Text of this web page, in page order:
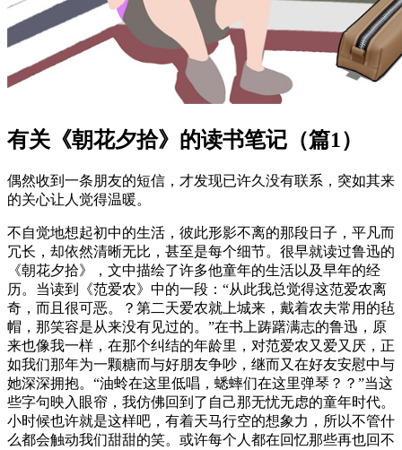
有关《朝花夕拾》的读书笔记（篇1）
偶然收到一条朋友的短信，才发现已许久没有联系，突如其来
的关心让人觉得温暖。
不自觉地想起初中的生活，彼此形影不离的那段日子，平凡而
冗长，却依然清晰无比，甚至是每个细节。很早就读过鲁迅的
《朝花夕拾》，文中描绘了许多他童年的生活以及早年的经
历。当读到《范爱农》中的一段：“从此我总觉得这范爱农离
奇，而且很可恶。？第二天爱农就上城来，戴着农夫常用的毡
帽，那笑容是从来没有见过的。”在书上踌躇满志的鲁迅，原
来也像我一样，在那个纠结的年龄里，对范爱农又爱又厌，正
如我们那年为一颗糖而与好朋友争吵，继而又在好友安慰中与
她深深拥抱。“油蛉在这里低唱，蟋蟀们在这里弹琴？？”当这
些字句映入眼帘，我仿佛回到了自己那无忧无虑的童年时代。
小时候也许就是这样吧，有着天马行空的想象力，所以不管什
么都会触动我们甜甜的笑。或许每个人都在回忆那些再也回不